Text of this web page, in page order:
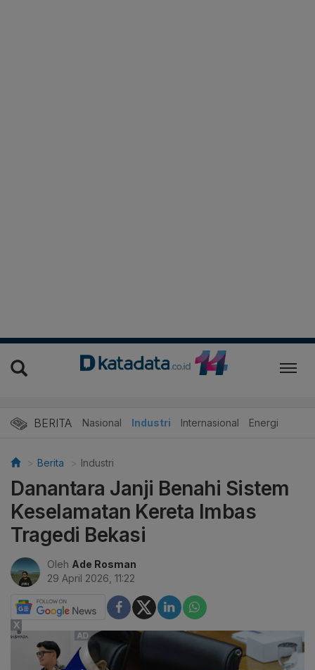
BERITA Nasional Industri Internasional Energi
Berita Industri
Danantara Janji Benahi Sistem
Keselamatan Kereta Imbas
Tragedi Bekasi
Oleh Ade Rosman
29 April 2026, 11:22
X